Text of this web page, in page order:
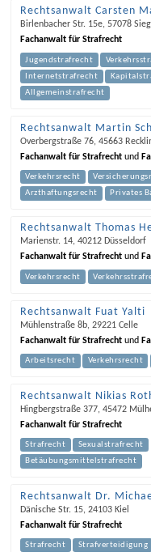
Rechtsanwalt Carsten
Birlenbacher Str. 15e, 57078
Fachanwalt für Strafrecht
Jugendstrafrecht
Internetstrafrecht
Allgemeinstrafrecht
Rechtsanwalt Martin
Overbergstraße 76, 45663
Fachanwalt für Strafrechtund
Verkehrsrecht
Arzthaftungsrecht
Privates
Rechtsanwalt Thomas
Marienstr. 14, 40212 Düsseldorf
Fachanwalt für Strafrechtund
Verkehrsrecht
Rechtsanwalt Fuat Yalti
Mühlenstraße 8b, 29221 Celle
Fachanwalt für Strafrechtund
Arbeitsrecht Verkehrsrecht
Rechtsanwalt Nikias
Hingbergstraße 377, 45472
Fachanwalt für Strafrecht
Strafrecht Sexualstrafrecht
Betäubungsmittelstrafrecht
Rechtsanwalt Dr.
Dänische Str. 15, 24103 Kiel
Fachanwalt für Strafrecht
Strafrecht Strafverteidigung